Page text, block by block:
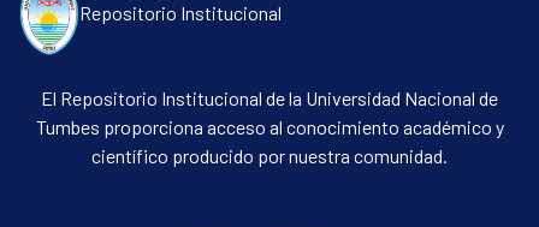
Repositorio Institucional
El Repositorio Institucional de la Universidad Nacional de
Tumbes proporciona acceso al conocimiento académico y
científico producido por nuestra comunidad.